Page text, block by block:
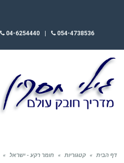
054-4738536
04-6254440
דף הבית » קטגוריות » חומר רקע - ישראל »